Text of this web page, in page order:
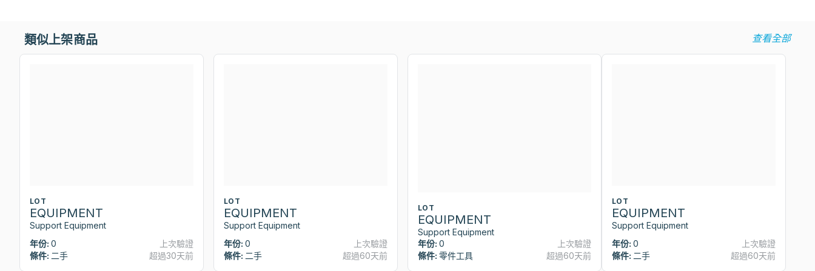
類似上架商品 查看全部
LOT
EQUIPMENT
Support Equipment
年份: 0
條件: 二手
上次驗證
超過30天前
LOT
EQUIPMENT
Support Equipment
年份: 0
條件: 二手
上次驗證
超過60天前
LOT
EQUIPMENT
Support Equipment
年份: 0
條件: 零件工具
上次驗證
超過60天前
LOT
EQUIPMENT
Support Equipment
年份: 0
條件: 二手
上次驗證
超過60天前